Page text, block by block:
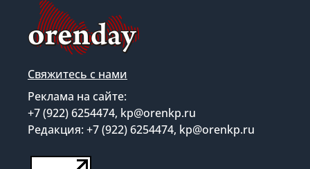
Свяжитесь с нами
Реклама на сайте:
+7 (922) 6254474, kp@orenkp.ru
Редакция: +7 (922) 6254474, kp@orenkp.ru